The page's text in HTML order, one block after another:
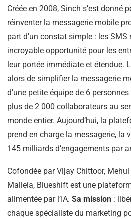
Créée en 2008, Sinch s’est donné
réinventer la messagerie mobile
part d’un constat simple : les SMS
incroyable opportunité pour les
leur portée immédiate et étendue.
alors de simplifier la messagerie
d’une petite équipe de 6
plus de 2 000 collaborateurs au
monde entier. Aujourd’hui, la
prend en charge la messagerie, la
145 milliards d’engagements par
Cofondée par Vijay Chittoor,
Mallela, Blueshift est une
alimentée par l’IA. Sa mission :
chaque spécialiste du marketing